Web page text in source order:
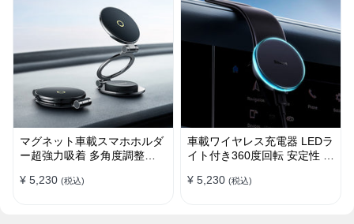
マグネット車載スマホホルダ
ー超強力吸着 多角度調整
ー 折りたたみ式 片手操作 安
¥ 5,230 (税込)
車載ワイヤレス充電器 LEDラ
イト付き360度回転 安定性 粘
し口式兼用 片手操作 置くだ
¥ 5,230 (税込)